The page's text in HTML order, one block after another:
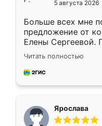
5 августа 2026
Больше всех мне
предложение от
Елены Сергеевой.
короткие сроки
для замера
предложил по
Читать полностью
Ярослава